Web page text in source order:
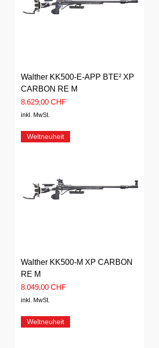
Walther KK500-E-APP BTE² XP
CARBON RE M
Preis
8.629,00 CHF
inkl. MwSt.
Weltneuheit
Walther KK500-M XP CARBON
RE M
Preis
8.049,00 CHF
inkl. MwSt.
Weltneuheit